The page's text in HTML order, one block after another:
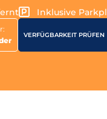
Inklusive